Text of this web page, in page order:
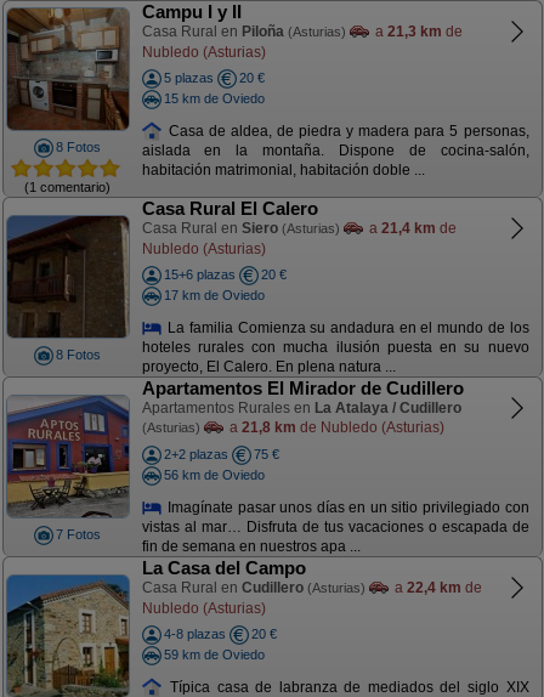
8 Fotos
(1 comentario)
Campu I y II
Casa Rural en Piloña (Asturias) a 21,3 km de
Nubledo (Asturias)
5 plazas
20 €
15 km de Oviedo
Casa de aldea, de piedra y madera para 5 personas,
aislada en la montaña. Dispone de cocina-salón,
habitación matrimonial, habitación doble ...
8 Fotos
Casa Rural El Calero
Casa Rural en Siero (Asturias) a 21,4 km de
Nubledo (Asturias)
15+6 plazas
20 €
17 km de Oviedo
La familia Comienza su andadura en el mundo de los
hoteles rurales con mucha ilusión puesta en su nuevo
proyecto, El Calero. En plena natura ...
7 Fotos
Apartamentos El Mirador de Cudillero
Apartamentos Rurales en La Atalaya / Cudillero
(Asturias) a 21,8 km de Nubledo (Asturias)
2+2 plazas
75 €
56 km de Oviedo
Imagínate pasar unos días en un sitio privilegiado con
vistas al mar… Disfruta de tus vacaciones o escapada de
fin de semana en nuestros apa ...
La Casa del Campo
Casa Rural en Cudillero (Asturias) a 22,4 km de
Nubledo (Asturias)
4-8 plazas
20 €
59 km de Oviedo
Típica casa de labranza de mediados del siglo XIX